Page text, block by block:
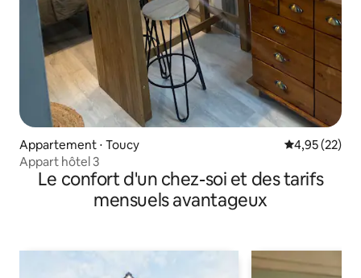
Appartement ⋅ Toucy Évaluation
4,95 (22)
Appart hôtel 3
Le confort d'un chez-soi et des tarifs
mensuels avantageux